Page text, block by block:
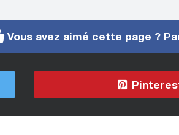
Vous avez aimé cette page ?